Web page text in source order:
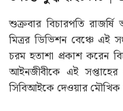
শুক্রবার বিচারপতি
মিত্রর ডিভিশন বেঞ্চে এই
চরম হতাশা প্রকাশ করেন
আইনজীবীকে এই সপ্তাহের
সিবিআইকে দেওয়ার মৌখিক